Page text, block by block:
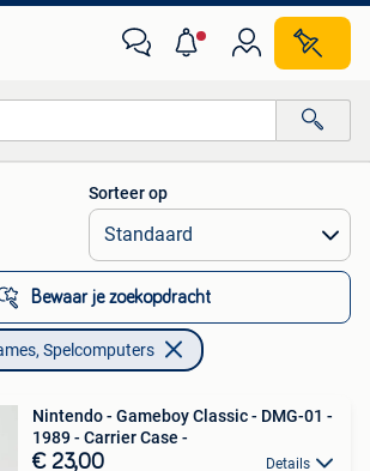
Alle afstanden…
Sorteer op
Bewaar je zoekopdracht
Spelcomputers
Nintendo - Gameboy Classic - DMG-01 -
1989 - Carrier Case -
€ 23,00 Details